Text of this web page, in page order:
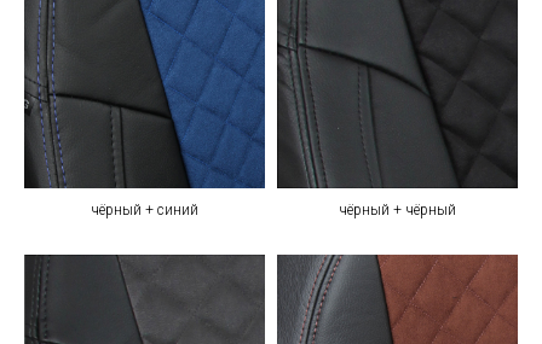
чёрный + синий чёрный + чёрный